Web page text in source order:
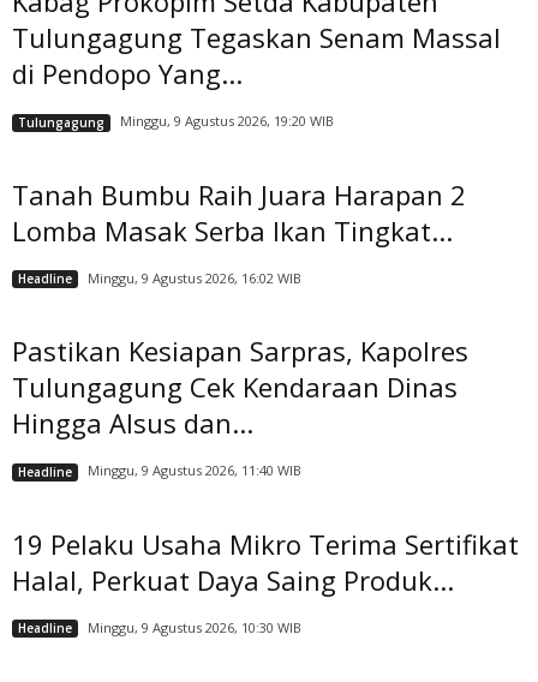
Tulungagung Tegaskan Senam Massal
di Pendopo Yang...
Tulungagung Minggu, 9 Agustus 2026, 19:20 WIB
Tanah Bumbu Raih Juara Harapan 2
Lomba Masak Serba Ikan Tingkat...
Headline Minggu, 9 Agustus 2026, 16:02 WIB
Pastikan Kesiapan Sarpras, Kapolres
Tulungagung Cek Kendaraan Dinas
Hingga Alsus dan...
Headline Minggu, 9 Agustus 2026, 11:40 WIB
19 Pelaku Usaha Mikro Terima Sertifikat
Halal, Perkuat Daya Saing Produk...
Headline Minggu, 9 Agustus 2026, 10:30 WIB